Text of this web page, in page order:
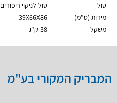
טול
טול לניקוי ריפודים 8400P
מידות (ס"מ)
39X66X86
משקל
38 ק"ג
המבריק המקורי בע"מ